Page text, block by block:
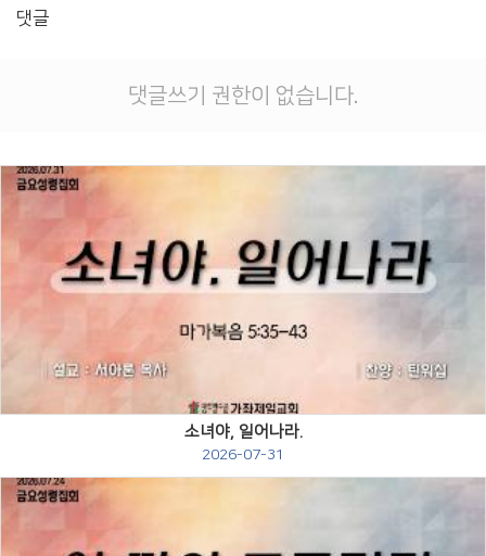
댓글
댓글쓰기 권한이 없습니다.
소녀야, 일어나라.
2026-07-31